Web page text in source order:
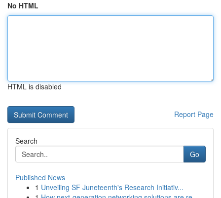
No HTML
HTML is disabled
Report Page
Search
Go
Published News
1 Unveiling SF Juneteenth's Research Initiativ...